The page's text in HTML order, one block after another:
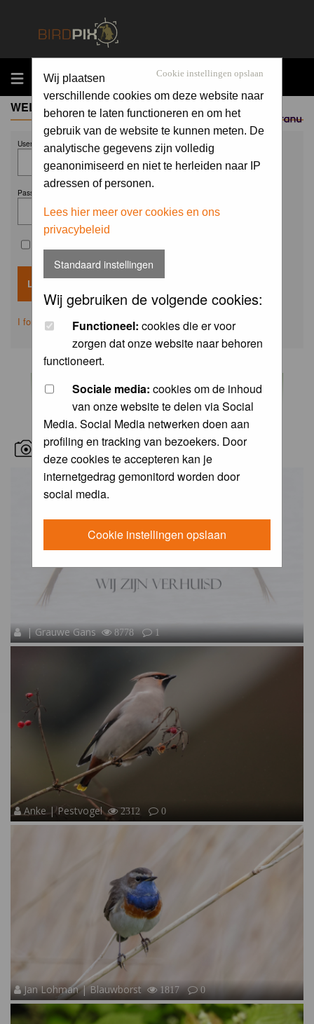
MENU
Sponsored by
Cookie instellingen opslaan
Wij plaatsen
verschillende cookies om deze website naar
behoren te laten functioneren en om het
gebruik van de website te kunnen meten. De
analytische gegevens zijn volledig
geanonimiseerd en niet te herleiden naar IP
adressen of personen.
Lees hier meer over cookies en ons
privacybeleid
Standaard instellingen
Wij gebruiken de volgende cookies:
Functioneel: cookies die er voor
zorgen dat onze website naar behoren
functioneert.
Sociale media: cookies om de inhoud
van onze website te delen via Social
Media. Social Media netwerken doen aan
profiling en tracking van bezoekers. Door
deze cookies te accepteren kan je
internetgedrag gemonitord worden door
social media.
Cookie instellingen opslaan
WELCOME GUEST
Username:
Password:
I forgot my password
RECENT BIRD PICS
| Grauwe Gans 8778 1
Anke | Pestvogel 2312 0
Jan Lohman | Blauwborst 1817 0